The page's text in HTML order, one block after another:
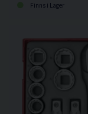
Finns i Lager